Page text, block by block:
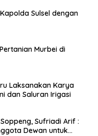
Sulsel dengan
Murbei di
Laksanakan Karya
dan Saluran Irigasi
Sufriadi Arif :
Dewan untuk